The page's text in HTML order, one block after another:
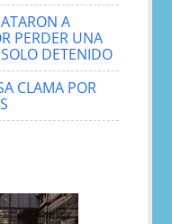
A
PERDER UNA
DETENIDO
CLAMA POR